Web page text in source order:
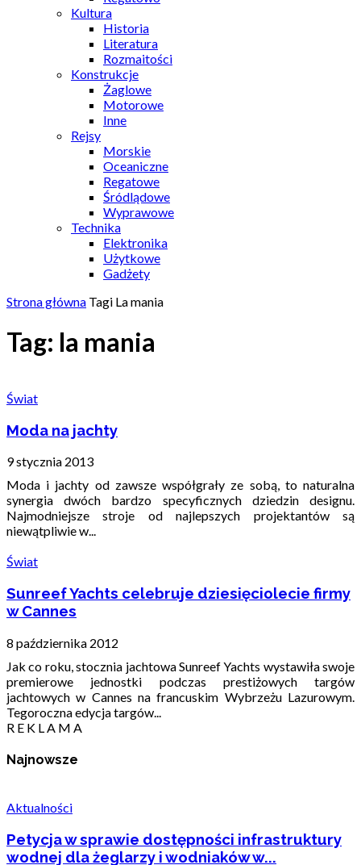
Kultura
Historia
Literatura
Rozmaitości
Konstrukcje
Żaglowe
Motorowe
Inne
Rejsy
Morskie
Oceaniczne
Regatowe
Śródlądowe
Wyprawowe
Technika
Elektronika
Użytkowe
Gadżety
Strona główna Tagi La mania
Tag: la mania
Świat
Moda na jachty
9 stycznia 2013
Moda i jachty od zawsze współgrały ze sobą, to naturalna
synergia dwóch bardzo specyficznych dziedzin designu.
Najmodniejsze stroje od najlepszych projektantów są
niewątpliwie w...
Świat
Sunreef Yachts celebruje dziesięciolecie firmy
w Cannes
8 października 2012
Jak co roku, stocznia jachtowa Sunreef Yachts wystawiła swoje
premierowe jednostki podczas prestiżowych targów
jachtowych w Cannes na francuskim Wybrzeżu Lazurowym.
Tegoroczna edycja targów...
R E K L A M A
Najnowsze
Aktualności
Petycja w sprawie dostępności infrastruktury
wodnej dla żeglarzy i wodniaków w...